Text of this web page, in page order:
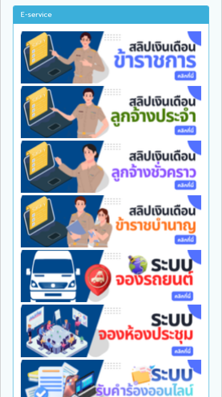
E-service